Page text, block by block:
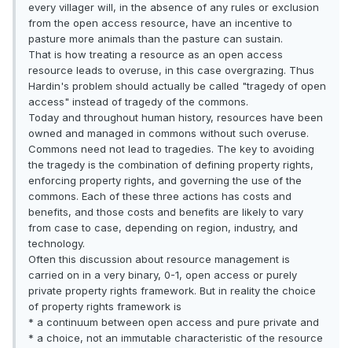
every villager will, in the absence of any rules or exclusion
from the open access resource, have an incentive to
pasture more animals than the pasture can sustain.
That is how treating a resource as an open access
resource leads to overuse, in this case overgrazing. Thus
Hardin's problem should actually be called "tragedy of open
access" instead of tragedy of the commons.
Today and throughout human history, resources have been
owned and managed in commons without such overuse.
Commons need not lead to tragedies. The key to avoiding
the tragedy is the combination of defining property rights,
enforcing property rights, and governing the use of the
commons. Each of these three actions has costs and
benefits, and those costs and benefits are likely to vary
from case to case, depending on region, industry, and
technology.
Often this discussion about resource management is
carried on in a very binary, 0-1, open access or purely
private property rights framework. But in reality the choice
of property rights framework is
* a continuum between open access and pure private and
* a choice, not an immutable characteristic of the resource